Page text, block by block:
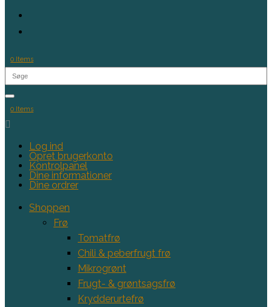
0 Items
0 Items

Log ind
Opret brugerkonto
Kontrolpanel
Dine informationer
Dine ordrer
Shoppen
Frø
Tomatfrø
Chili & peberfrugt frø
Mikrogrønt
Frugt- & grøntsagsfrø
Krydderurtefrø